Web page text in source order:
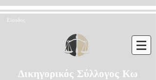
Είσοδος
Δικηγορικός Σύλλογος Κω